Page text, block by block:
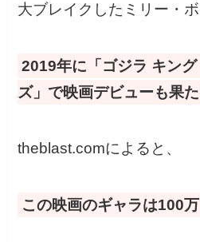
大ブレイクしたミリー・
2019年に「ゴジラ キン
ズ」で映画デビューも果た
theblast.comによると、
この映画のギャラは100